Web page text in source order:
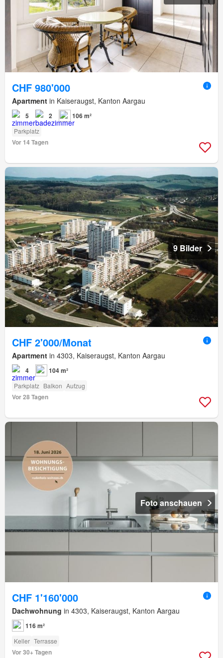
CHF 980'000
Apartment in Kaiseraugst, Kanton Aargau
5 2 106 m²
Parkplatz
Vor 14 Tagen
9 Bilder
CHF 2'000/Monat
Apartment in 4303, Kaiseraugst, Kanton Aargau
4 104 m²
Parkplatz Balkon Aufzug
Vor 28 Tagen
Foto anschauen
CHF 1'160'000
Dachwohnung in 4303, Kaiseraugst, Kanton Aargau
116 m²
Keller Terrasse
Vor 30+ Tagen